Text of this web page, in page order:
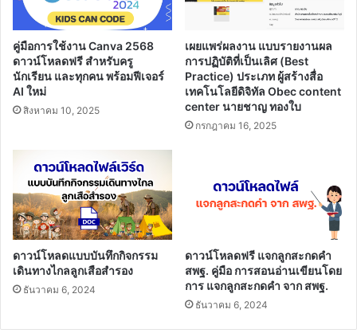
ว21
ตัวอย่าง
การ
ทำ
เอกสาร
ที่
คู่มือการใช้งาน Canva 2568
ดาวน์โหลดฟรี สำหรับครู
นักเรียน และทุกคน พร้อมฟีเจอร์
AI ใหม่
สิงหาคม 10, 2025
เผยแพร่ผลงาน แบบรายงานผล
การปฏิบัติที่เป็นเลิศ (Best
Practice) ประเภท ผู้สร้างสื่อ
เทคโนโลยีดิจิทัล Obec content
center นายชาญ ทองใบ
กรกฎาคม 16, 2025
ดาวน์โหลดแบบบันทึกกิจกรรม
เดินทางไกลลูกเสือสำรอง
ธันวาคม 6, 2024
ดาวน์โหลดฟรี แจกลูกสะกดคำ
สพฐ. คู่มือ การสอนอ่านเขียนโดย
การ แจกลูกสะกดคำ จาก สพฐ.
ธันวาคม 6, 2024